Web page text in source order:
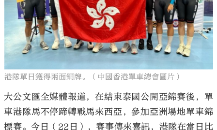
大公文匯
港隊單日獲得兩面銅牌。（中國香港單車總會圖片）
大公文匯全媒體報道，在結束泰國公開亞錦賽後，單
車港隊馬不停蹄轉戰馬來西亞，參加亞洲場地單車錦
標賽。今日（22日），賽事傳來喜訊，港隊在當日比